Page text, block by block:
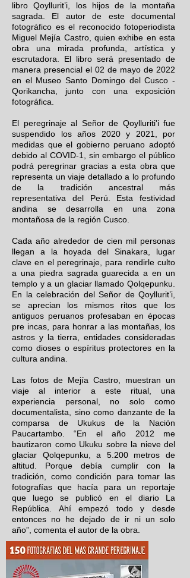
libro Qoyllurit’i, los hijos de la montaña
sagrada. El autor de este documental
fotográfico es el reconocido fotoperiodista
Miguel Mejía Castro, quien exhibe en esta
obra una mirada profunda, artística y
escrutadora. El libro será presentado de
manera presencial el 02 de mayo de 2022
en el Museo Santo Domingo del Cusco -
Qorikancha, junto con una exposición
fotográfica.
El peregrinaje al Señor de Qoylluriti'i fue
suspendido los años 2020 y 2021, por
medidas que el gobierno peruano adoptó
debido al COVID-1, sin embargo el público
podrá peregrinar gracias a esta obra que
representa un viaje detallado a lo profundo
de la tradición ancestral más
representativa del Perú. Esta festividad
andina se desarrolla en una zona
montañosa de la región Cusco.
Cada año alrededor de cien mil personas
llegan a la hoyada del Sinakara, lugar
clave en el peregrinaje, para rendirle culto
a una piedra sagrada guarecida a en un
templo y a un glaciar llamado Qolqepunku.
En la celebración del Señor de Qoyllurit’i,
se aprecian los mismos ritos que los
antiguos peruanos profesaban en épocas
pre incas, para honrar a las montañas, los
astros y la tierra, entidades consideradas
como dioses o espíritus protectores en la
cultura andina.
Las fotos de Mejía Castro, muestran un
viaje al interior a este ritual, una
experiencia personal, no solo como
documentalista, sino como danzante de la
comparsa de Ukukus de la Nación
Paucartambo. “En el año 2012 me
bautizaron como Ukuku sobre la nieve del
glaciar Qolqepunku, a 5.200 metros de
altitud. Porque debía cumplir con la
tradición, como condición para tomar las
fotografías que hacía para un reportaje
que luego se publicó en el diario La
República. Ahí empezó todo y desde
entonces no he dejado de ir ni un solo
año”, comenta el autor de la obra.​